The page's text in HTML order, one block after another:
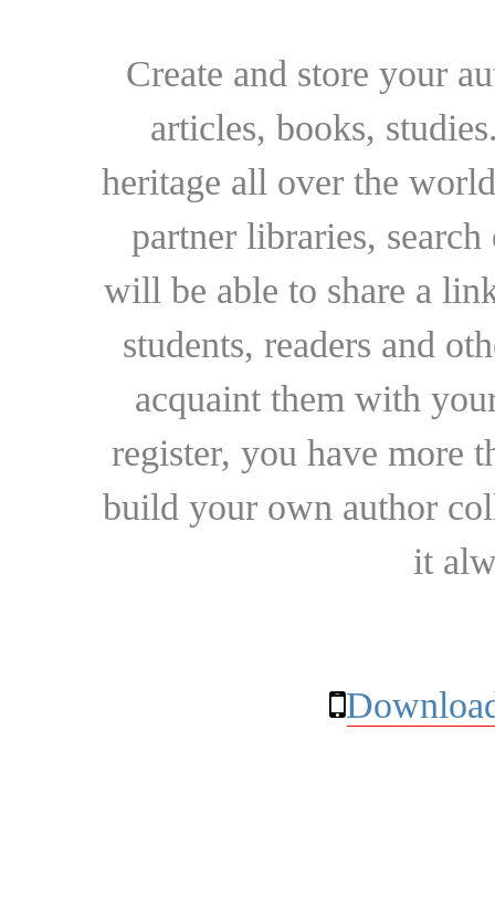
Create and store your
articles, books,
heritage all over the
partner libraries,
will be able to share a
students, readers and
acquaint them with
register, you have more
build your own author
it